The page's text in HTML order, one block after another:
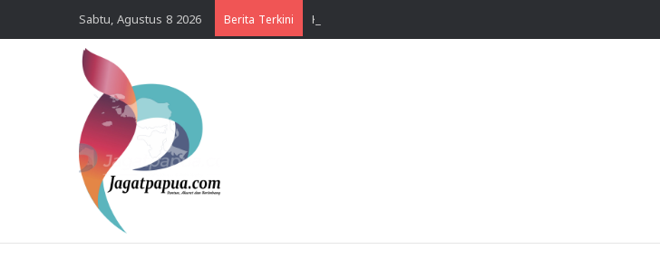
Sabtu, Agustus 8 2026 Berita Terkini